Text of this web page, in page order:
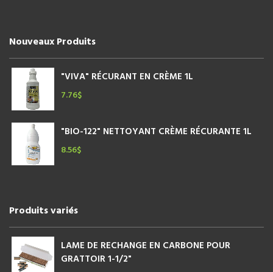
Nouveaux Produits
"VIVA" RÉCURANT EN CRÈME 1L
7.76$
"BIO-122" NETTOYANT CRÈME RÉCURANTE 1L
8.56$
Produits variés
LAME DE RECHANGE EN CARBONE POUR
GRATTOIR 1-1/2"